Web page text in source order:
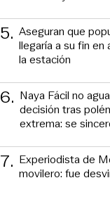
5. Aseguran que
llegaría a su fin
la estación
6. Naya Fácil no
decisión tras
extrema: se
7. Experiodista de
movilero: fue